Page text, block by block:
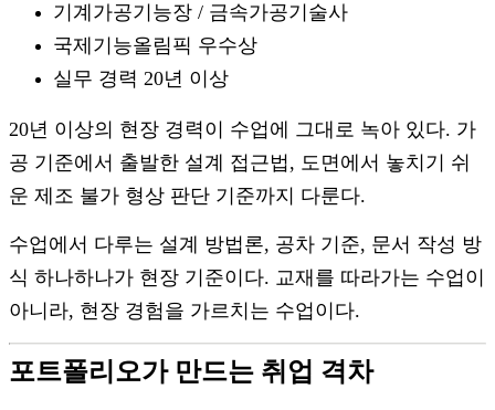
기계가공기능장 / 금속가공기술사
국제기능올림픽 우수상
실무 경력 20년 이상
20년 이상의 현장 경력이 수업에 그대로 녹아 있다. 가
공 기준에서 출발한 설계 접근법, 도면에서 놓치기 쉬
운 제조 불가 형상 판단 기준까지 다룬다.
수업에서 다루는 설계 방법론, 공차 기준, 문서 작성 방
식 하나하나가 현장 기준이다. 교재를 따라가는 수업이
아니라, 현장 경험을 가르치는 수업이다.
포트폴리오가 만드는 취업 격차